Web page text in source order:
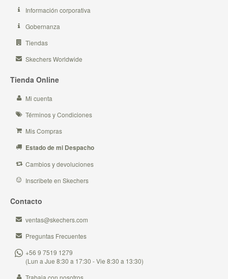
Información corporativa
Gobernanza
Tiendas
Skechers Worldwide
Tienda Online
Mi cuenta
Términos y Condiciones
Mis Compras
Estado de mi Despacho
Cambios y devoluciones
Inscribete en Skechers
Contacto
ventas@skechers.com
Preguntas Frecuentes
+56 9 7519 1279
(Lun a Jue 8:30 a 17:30 - Vie 8:30 a 13:30)
Trabaja con nosotros